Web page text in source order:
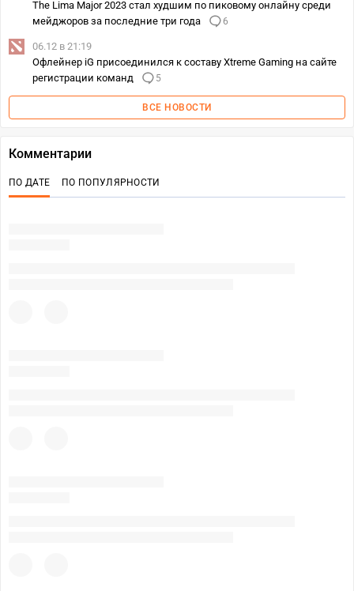
The Lima Major 2023 стал худшим по пиковому онлайну среди
мейджоров за последние три года
6
06.12 в 21:19
Офлейнер iG присоединился к составу Xtreme Gaming на сайте
регистрации команд
5
ВСЕ НОВОСТИ
Комментарии
ПО ДАТЕ ПО ПОПУЛЯРНОСТИ